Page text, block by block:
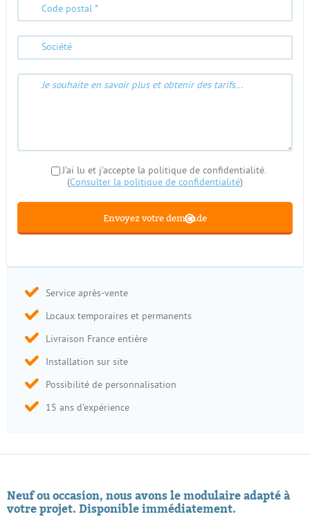
J'ai lu et j'accepte la politique de confidentialité.
(Consulter la politique de confidentialité)
Service après-vente
Locaux temporaires et permanents
Livraison France entière
Installation sur site
Possibilité de personnalisation
15 ans d'expérience
Neuf ou occasion, nous avons le modulaire adapté à
votre projet. Disponible immédiatement.